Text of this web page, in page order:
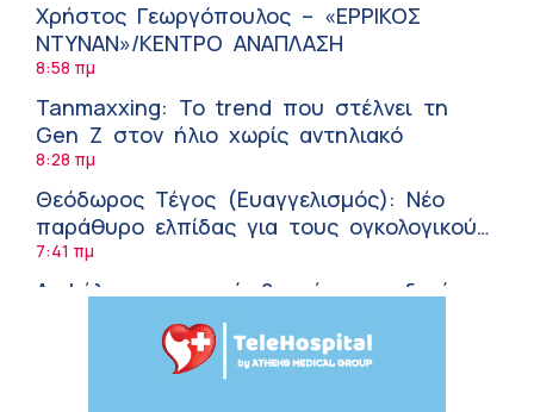
Χρήστος Γεωργόπουλος – «ΕΡΡΙΚΟΣ
ΝΤΥΝΑΝ»/ΚΕΝΤΡΟ ΑΝΑΠΛΑΣΗ
8:58 πμ
Tanmaxxing: To trend που στέλνει τη
Gen Z στον ήλιο χωρίς αντηλιακό
8:28 πμ
Θεόδωρος Τέγος (Ευαγγελισμός): Νέο
παράθυρο ελπίδας για τους ογκολογικούς
ασθενείς μέσω κλινικών δοκιμών
7:41 πμ
Ασφάλεια στο νερό: 8 χρήσιμες οδηγίες
από τον Ελληνικό Ερυθρό Σταυρό
Μαρίνα Ραυτοπούλου (ΙΑΤΡΙΚΟ ΚΕΝΤΡΟ):